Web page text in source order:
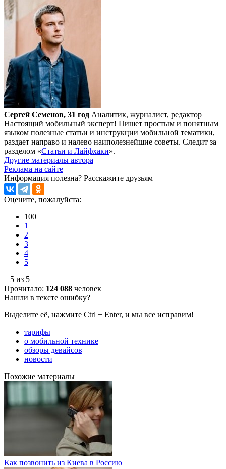
Сергей Семенов, 31 год Аналитик, журналист, редактор
Настоящий мобильный эксперт! Пишет простым и понятным
языком полезные статьи и инструкции мобильной тематики,
раздает направо и налево наиполезнейшие советы. Следит за
разделом «Статьи и Лайфхаки».
Другие материалы автора
Реклама на сайте
Информация полезна? Расскажите друзьям
Оцените, пожалуйста:
100
1
2
3
4
5
5 из 5
Прочитало: 124 088 человек
Нашли в тексте ошибку?
Выделите её, нажмите Ctrl + Enter, и мы все исправим!
тарифы
о мобильной технике
обзоры девайсов
новости
Похожие материалы
Как позвонить из Киева в Россию